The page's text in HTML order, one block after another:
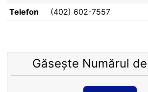
Telefon
(402) 602-7557
Găsește Numărul